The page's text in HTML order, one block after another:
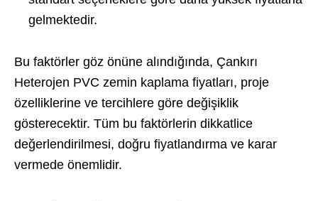
gelmektedir.
Bu faktörler göz önüne alındığında, Çankırı
Heterojen PVC zemin kaplama fiyatları, proje
özelliklerine ve tercihlere göre değişiklik
gösterecektir. Tüm bu faktörlerin dikkatlice
değerlendirilmesi, doğru fiyatlandırma ve karar
vermede önemlidir.